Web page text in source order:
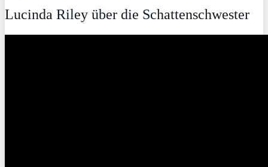
Lucinda Riley über die Schattenschwester